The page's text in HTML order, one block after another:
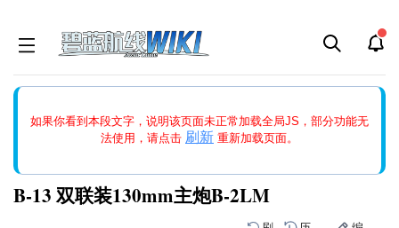
如果你看到本段文字，说明该页面未正常加载全局JS，部分功能无
法使用，请点击 刷新 重新加载页面。
能中的刷新按钮清除页面缓存并刷新，如果还有问题，请多尝试几
B-13 双联装130mm主炮B-2LM